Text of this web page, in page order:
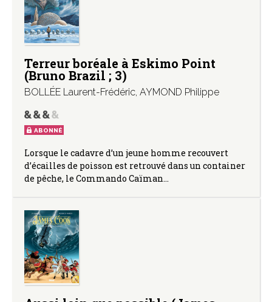
Terreur boréale à Eskimo Point
(Bruno Brazil ; 3)
BOLLÉE Laurent-Frédéric, AYMOND Philippe
ABONNÉ
Lorsque le cadavre d’un jeune homme recouvert
d’écailles de poisson est retrouvé dans un container
de pêche, le Commando Caïman…